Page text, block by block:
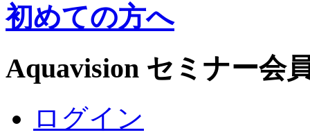
初めての方へ
Aquavision セミナー会
ログイン